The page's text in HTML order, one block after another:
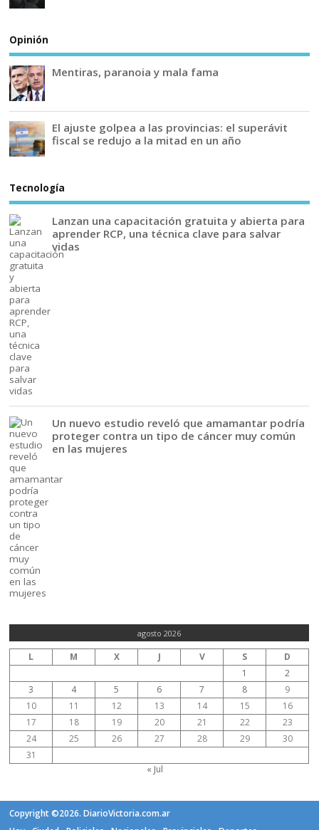
Opinión
Mentiras, paranoia y mala fama
El ajuste golpea a las provincias: el superávit
fiscal se redujo a la mitad en un año
Tecnología
Lanzan una capacitación gratuita y abierta para
aprender RCP, una técnica clave para salvar
vidas
Un nuevo estudio reveló que amamantar podría
proteger contra un tipo de cáncer muy común
en las mujeres
agosto 2026
L M X J V S
D
1
2
3
4 5 6 7 8
9
10
11 12 13 14 15
16
17
18 19 20 21 22
23
24
25 26 27 28 29
30
31
« Jul
Copyright ©2026. DiarioVictoria.com.ar